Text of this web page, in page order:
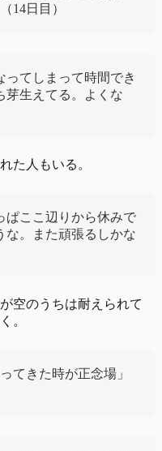
14日目）
ってしまって時間でき
芽生えてる。よくな
た人もいる。
ぱここ辺りから休みで
な。また頑張るしかな
空のうちは耐えられて
。
てきた時が正念場」